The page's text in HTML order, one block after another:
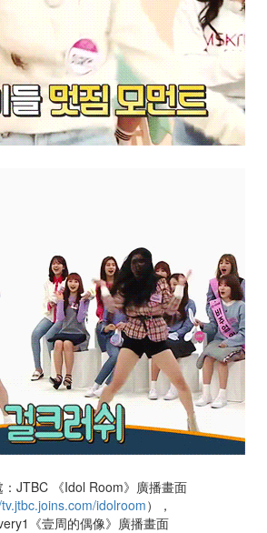
JTBC 《Idol Room》廣播畫面
idolroom），
《壹周的偶像》廣播畫面